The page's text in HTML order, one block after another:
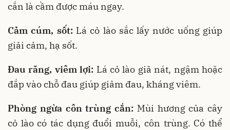
cắn là cầm được máu ngay.
Cảm cúm, sốt: Lá cỏ lào sắc lấy nước uống giúp
giải cảm, hạ sốt.
Đau răng, viêm lợi: Lá cỏ lào giã nát, ngậm hoặc
đắp vào chỗ đau giúp giảm đau, kháng viêm.
Phòng ngừa côn trùng cắn: Mùi hương của cây
cỏ lào có tác dụng đuổi muỗi, côn trùng. Có thể